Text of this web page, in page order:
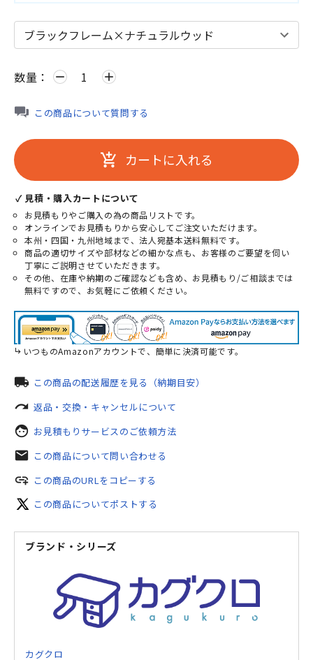
数量： remove add
この商品について質問する
add_shopping_cart カートに入れる
✓ 見積・購入カートについて
お見積もりやご購入の為の商品リストです。
オンラインでお見積もりから安心してご注文いただけます。
本州・四国・九州地域まで、法人宛基本送料無料です。
商品の適切サイズや部材などの細かな点も、お客様のご要望を伺い
丁寧にご説明させていただきます。
その他、在庫や納期のご確認なども含め、お見積もり/ご相談までは
無料ですので、お気軽にご依頼ください。
いつものAmazonアカウントで、簡単に決済可能です。
local_shipping この商品の配送履歴を見る（納期目安）
redo 返品・交換・キャンセルについて
face お見積もりサービスのご依頼方法
mail この商品について問い合わせる
add_link この商品のURLをコピーする
この商品についてポストする
ブランド・シリーズ
カグクロ